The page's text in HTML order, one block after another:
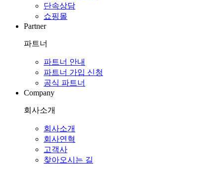
단속상담
쇼핑몰
Partner
파트너
파트너 안내
파트너 가입 신청
공식 파트너
Company
회사소개
회사소개
회사연혁
고객사
찾아오시는 길